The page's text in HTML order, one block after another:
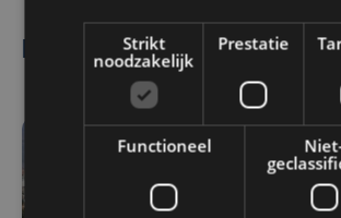
Lees ook
do
naar
Strikt
noodzakelijk
Prestatie
Functioneel